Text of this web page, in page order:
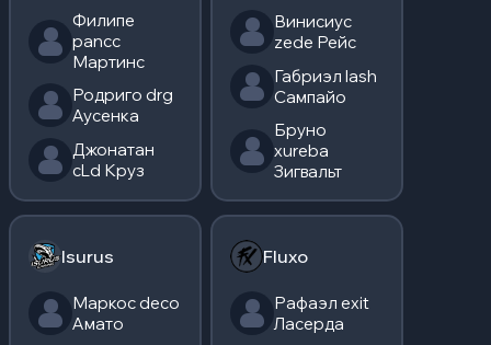
Филипе
pancc
Мартинс
Родриго drg
Аусенка
Джонатан
cLd Круз
Винисиус
zede Рейс
Габриэл lash
Сампайо
Бруно
xureba
Зигвальт
Isurus
Маркос deco
Амато
Fluxo
Рафаэл exit
Ласерда